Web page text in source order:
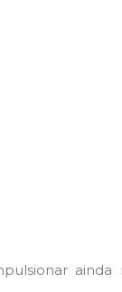
ainda